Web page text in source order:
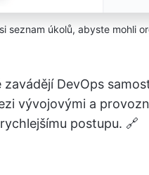
seznam úkolů, abyste mohli
zavádějí DevOps
vývojovými a
postupu. 🔗